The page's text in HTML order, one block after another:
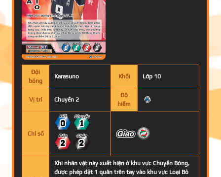
Đội
bóng
Karasuno Khối Lớp 10
Vị trí Chuyền 2
Độ
hiếm
Chỉ số
0 1
2 2
Khi nhân vật này xuất hiện ở khu vực Chuyền Bóng,
được phép đặt 1 quân trên tay vào khu vực Loại Bỏ